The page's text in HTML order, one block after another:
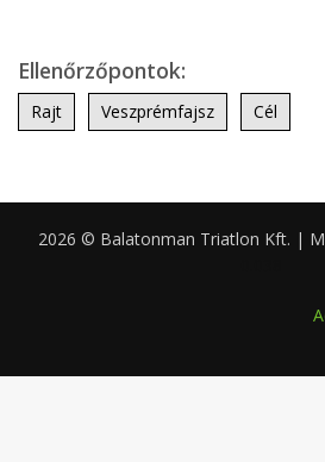
Ellenőrzőpontok:
Rajt Veszprémfajsz Cél
2026 © Balatonman Triatlon Kft. |